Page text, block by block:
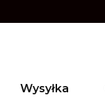
Wysyłka